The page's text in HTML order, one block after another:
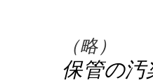
（略）
保管の